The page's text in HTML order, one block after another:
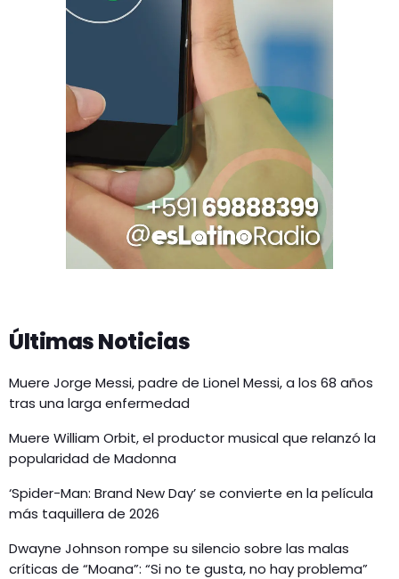
Últimas Noticias
Muere Jorge Messi, padre de Lionel Messi, a los 68 años
tras una larga enfermedad
Muere William Orbit, el productor musical que relanzó la
popularidad de Madonna
‘Spider-Man: Brand New Day’ se convierte en la película
más taquillera de 2026
Dwayne Johnson rompe su silencio sobre las malas
críticas de “Moana”: “Si no te gusta, no hay problema”